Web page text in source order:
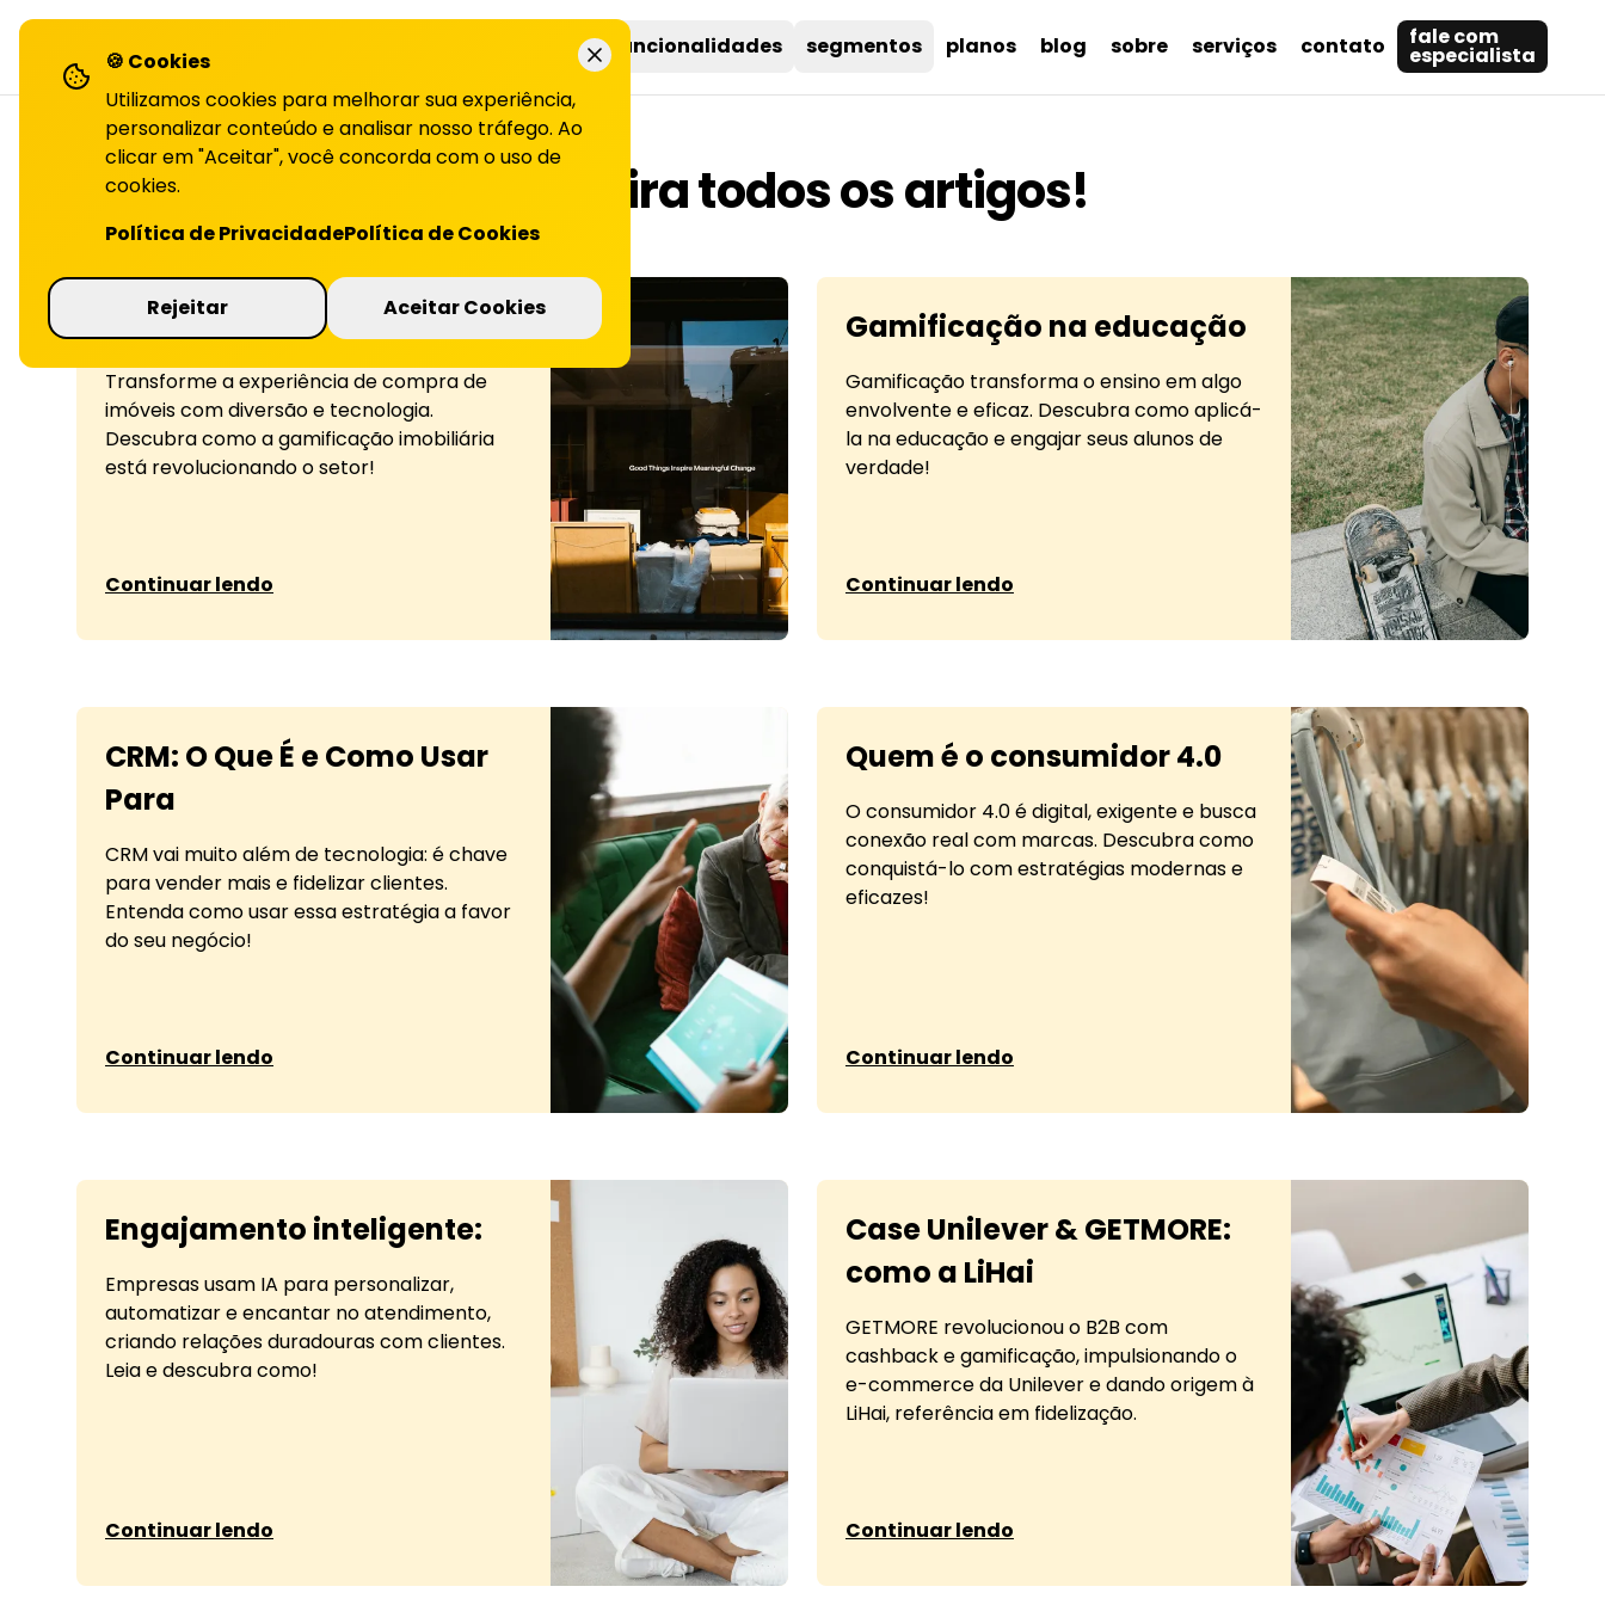
soluções funcionalidades segmentos planos blog sobre serviços contato fale com
especialista
Confira todos os artigos!
Gamificação no
Transforme a experiência de compra de
imóveis com diversão e tecnologia.
Descubra como a gamificação imobiliária
está revolucionando o setor!
Continuar lendo
Gamificação na educação
Gamificação transforma o ensino em algo
envolvente e eficaz. Descubra como aplicá-
la na educação e engajar seus alunos de
verdade!
Continuar lendo
CRM: O Que É e Como Usar
Para
CRM vai muito além de tecnologia: é chave
para vender mais e fidelizar clientes.
Entenda como usar essa estratégia a favor
do seu negócio!
Continuar lendo
Quem é o consumidor 4.0
O consumidor 4.0 é digital, exigente e busca
conexão real com marcas. Descubra como
conquistá-lo com estratégias modernas e
eficazes!
Continuar lendo
Engajamento inteligente:
Empresas usam IA para personalizar,
automatizar e encantar no atendimento,
criando relações duradouras com clientes.
Leia e descubra como!
Continuar lendo
Case Unilever & GETMORE:
como a LiHai
GETMORE revolucionou o B2B com
cashback e gamificação, impulsionando o
e-commerce da Unilever e dando origem à
LiHai, referência em fidelização.
Continuar lendo
sobre Case Unilever & GETMORE: como a LiHai
🍪 Cookies
Utilizamos cookies para melhorar sua experiência,
personalizar conteúdo e analisar nosso tráfego. Ao
clicar em "Aceitar", você concorda com o uso de
cookies.
Política de PrivacidadePolítica de Cookies
Rejeitar Aceitar Cookies